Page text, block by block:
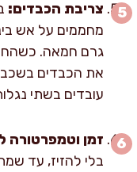
צריבת הכבדים:
גרם חמאה.
את הכבדים
עובדים בשתי
זמן וטמפרטורה
בלי להזיז, עד